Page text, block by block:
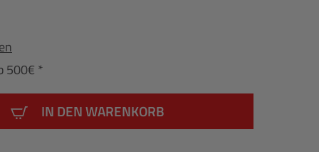
500€ *
IN DEN WARENKORB